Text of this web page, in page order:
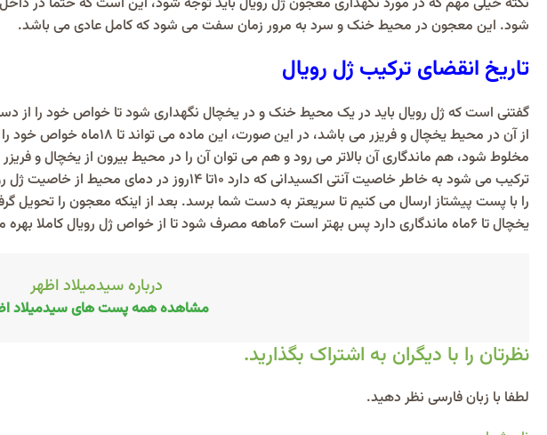
شود. این معجون در محیط خنک و سرد به مرور زمان سفت می شود که کامل عادی می باشد.
تاریخ انقضای ترکیب ژل رویال
گفتنی است که ژل رویال باید در یک محیط خنک و در یخچال نگهداری شود تا خواص خود را از
از آن در محیط یخچال و فریزر می باشد، در این صورت، این ماده می تواند تا ۱۸ماه خواص خود را حفظ کند. اما وقتی این ماده ژله ای با عسل
مخلوط شود، هم ماندگاری آن بالاتر می رود و هم می توان آن را در محیط بیرون از یخچال و
ترکیب می شود به خاطر خاصیت آنتی اکسیدانی که دارد 10تا 14روز در دمای محیط از خاصیت ژل رویال محافظت می کند. ما این محصول
را با پست پیشتاز ارسال می کنیم تا سریعتر به دست شما برسد. بعد از اینکه معجون را تحویل
یخچال تا 6ماه ماندگاری دارد پس بهتر است 6ماهه مصرف شود تا از خواص ژل رویال کاملا بهره مند شوید.
درباره سیدمیلاد اظهر
مشاهده همه پست های سیدمیلاد
نظرتان را با دیگران به اشتراک بگذارید.
لطفا با زبان فارسی نظر دهید.
Alternative: